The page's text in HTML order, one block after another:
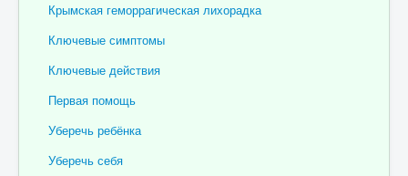
Крымская геморрагическая лихорадка
Ключевые симптомы
Ключевые действия
Первая помощь
Уберечь ребёнка
Уберечь себя